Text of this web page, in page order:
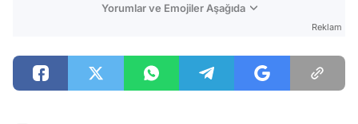
Yorumlar ve Emojiler Aşağıda
Reklam